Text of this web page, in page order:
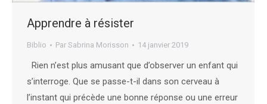
Apprendre à résister
Biblio Par Sabrina Morisson 14 janvier 2019
Rien n’est plus amusant que d’observer un enfant qui
s’interroge. Que se passe-t-il dans son cerveau à
l’instant qui précède une bonne réponse ou une erreur